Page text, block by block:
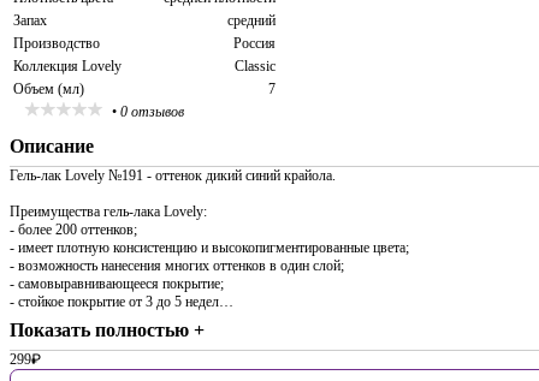
Запах
средний
Производство
Россия
Коллекция Lovely
Classic
Объем (мл)
7
• 0 отзывов
Описание
Гель-лак Lovely №191 - оттенок дикий синий крайола.
Преимущества гель-лака Lovely:
- более 200 оттенков;
- имеет плотную консистенцию и высокопигментированные цвета;
- возможность нанесения многих оттенков в один слой;
- самовыравнивающееся покрытие;
- стойкое покрытие от 3 до 5 недел…
Показать полностью +
299₽